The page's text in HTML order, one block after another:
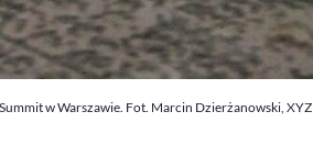
w Warszawie. Fot. Marcin Dzierżanowski, XYZ